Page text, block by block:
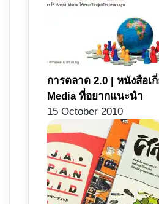
การตลาด 2.0 | หนังสือเ
Media ที่อยากแนะนำ
15 October 2010